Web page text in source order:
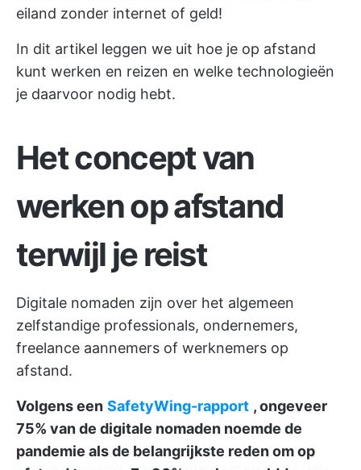
eiland zonder internet of geld!
In dit artikel leggen we uit hoe je op afstand
kunt werken en reizen en welke technologieën
je daarvoor nodig hebt.
Het concept van
werken op afstand
terwijl je reist
Digitale nomaden zijn over het algemeen
zelfstandige professionals, ondernemers,
freelance aannemers of werknemers op
afstand.
Volgens een SafetyWing-rapport , ongeveer
75% van de digitale nomaden noemde de
pandemie als de belangrijkste reden om op